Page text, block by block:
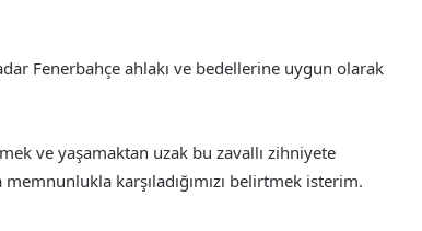
Fenerbahçe ahlakı ve bedellerine uygun olarak
ve yaşamaktan uzak bu zavallı zihniyete
karşıladığımızı belirtmek isterim.